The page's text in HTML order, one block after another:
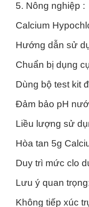
5. Nông nghiệp :
Calcium
Hướng dẫn sử
Chuẩn bị dụng
Dùng bộ test kit
Đảm bảo pH
Liều lượng sử
Hòa tan 5g
Duy trì mức clo
Lưu ý quan
Không tiếp xúc